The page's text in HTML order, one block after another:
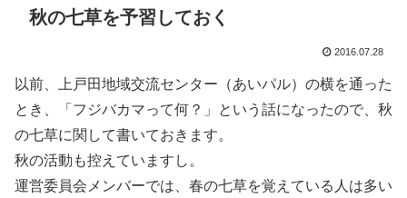
秋の七草を予習しておく
2016.07.28
以前、上戸田地域交流センター（あいパル）の横を通った
とき、「フジバカマって何？」という話になったので、秋
の七草に関して書いておきます。
秋の活動も控えていますし。
運営委員会メンバーでは、春の七草を覚えている人は多い